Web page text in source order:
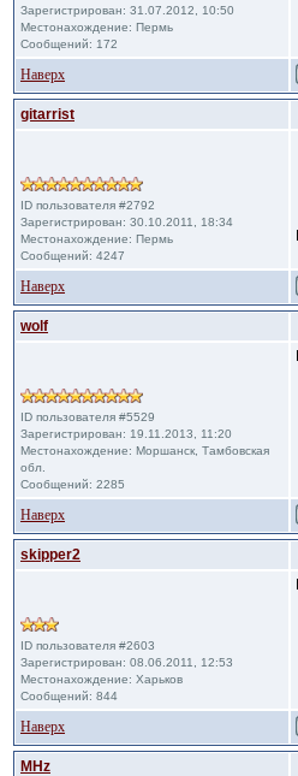
Зарегистрирован: 31.07.2012, 10:50
Местонахождение: Пермь
Сообщений: 172
Наверх
gitarrist
ID пользователя #2792
Зарегистрирован: 30.10.2011, 18:34
Местонахождение: Пермь
Сообщений: 4247
Наверх
wolf
ID пользователя #5529
Зарегистрирован: 19.11.2013, 11:20
Местонахождение: Моршанск, Тамбовская
обл.
Сообщений: 2285
Наверх
skipper2
ID пользователя #2603
Зарегистрирован: 08.06.2011, 12:53
Местонахождение: Харьков
Сообщений: 844
Наверх
MHz